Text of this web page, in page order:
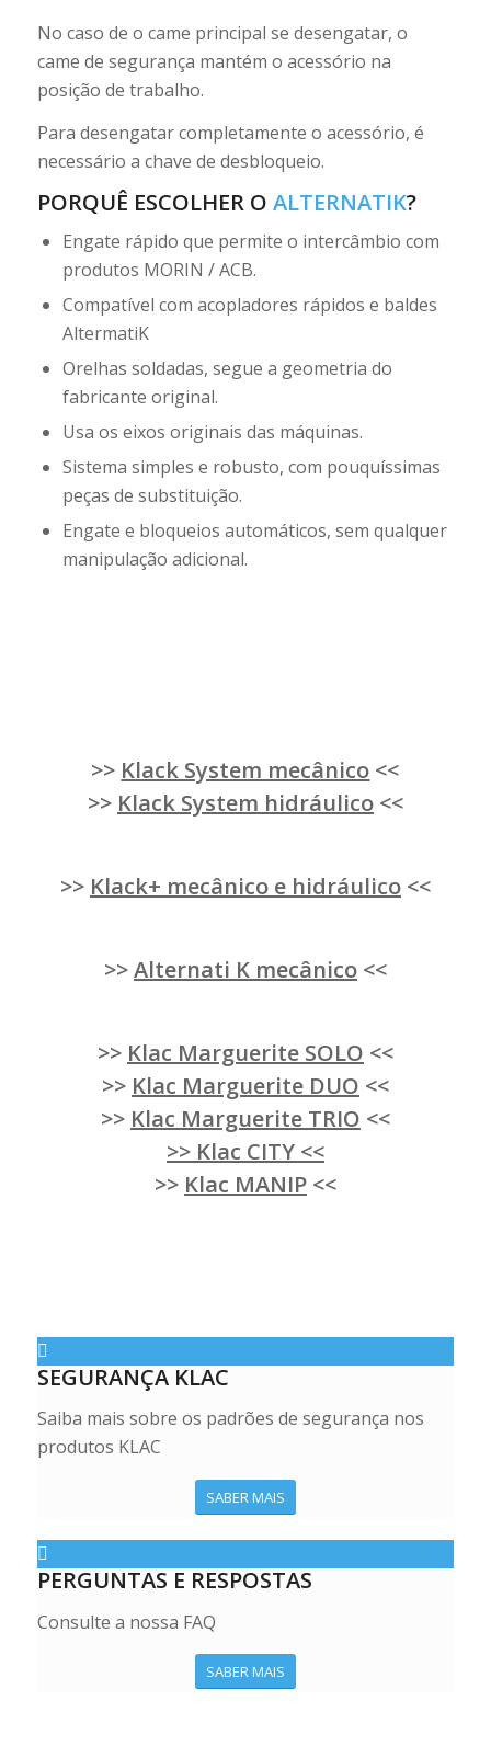
No caso de o came principal se desengatar, o
came de segurança mantém o acessório na
posição de trabalho.
Para desengatar completamente o acessório, é
necessário a chave de desbloqueio.
PORQUÊ ESCOLHER O ALTERNATIK?
Engate rápido que permite o intercâmbio com
produtos MORIN / ACB.
Compatível com acopladores rápidos e baldes
AltermatiK
Orelhas soldadas, segue a geometria do
fabricante original.
Usa os eixos originais das máquinas.
Sistema simples e robusto, com pouquíssimas
peças de substituição.
Engate e bloqueios automáticos, sem qualquer
manipulação adicional.
>> Klack System mecânico <<
>> Klack System hidráulico<<
>> Klack+ mecânico e hidráulico<<
>>Alternati K mecânico<<
>> Klac Marguerite SOLO <<
>> Klac Marguerite DUO <<
>> Klac Marguerite TRIO <<
>> Klac CITY <<
>> Klac MANIP<<
SEGURANÇA KLAC
Saiba mais sobre os padrões de segurança nos
produtos KLAC
SABER MAIS
PERGUNTAS E RESPOSTAS
Consulte a nossa FAQ
SABER MAIS